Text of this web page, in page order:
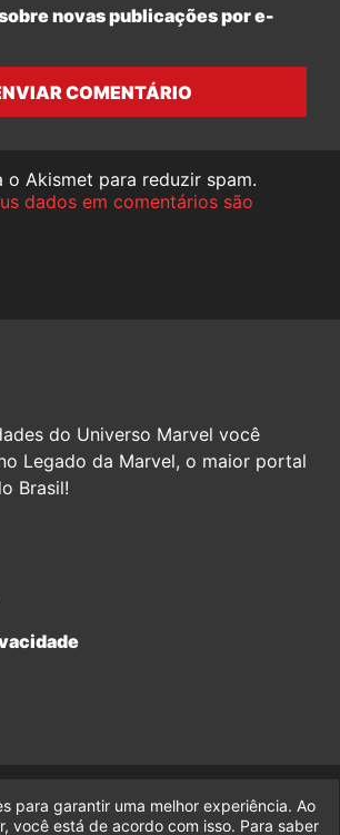
novas publicações por e-
COMENTÁRIO
o Akismet para reduzir spam.
dados em comentários são
do Universo Marvel você
Legado da Marvel, o maior portal
Brasil!
da Marvel, uma empresa da Legado
Enterprises.
para garantir uma melhor experiência. Ao
você está de acordo com isso. Para saber